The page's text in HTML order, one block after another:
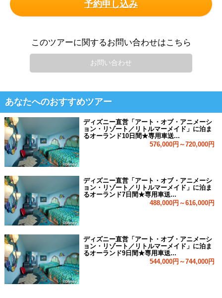
予約申し込み
このツアーに関するお問い合わせはこちら
お問い合わせ
あなたへのおすすめツアー
ディズニー直営「アート・オブ・アニメーシ
ョン・リゾート／リトルマーメイド」に泊ま
るオーランド10日間★専用車送...
576,000円～720,000円
ディズニー直営「アート・オブ・アニメーシ
ョン・リゾート／リトルマーメイド」に泊ま
るオーランド7日間★専用車送...
488,000円～616,000円
ディズニー直営「アート・オブ・アニメーシ
ョン・リゾート／リトルマーメイド」に泊ま
るオーランド9日間★専用車送...
544,000円～744,000円